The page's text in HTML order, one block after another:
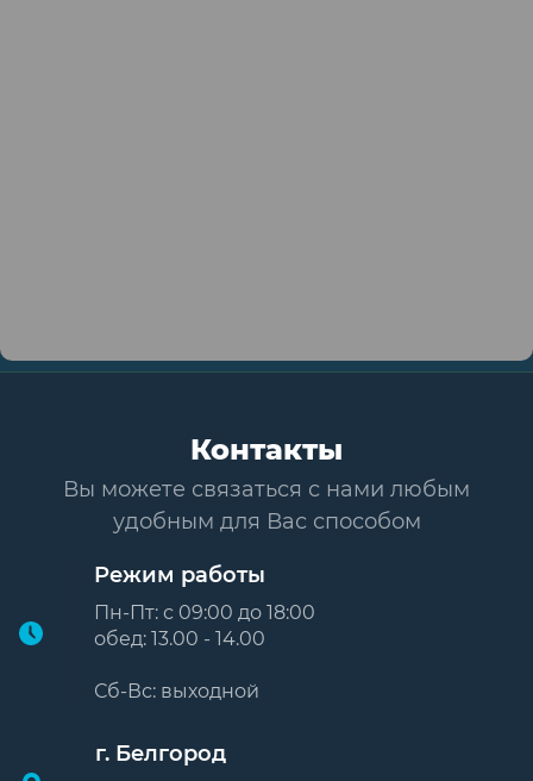
Контакты
Вы можете связаться с нами любым
удобным для Вас способом
Режим работы
Пн-Пт: с 09:00 до 18:00
обед: 13.00 - 14.00
Сб-Вс: выходной
г. Белгород